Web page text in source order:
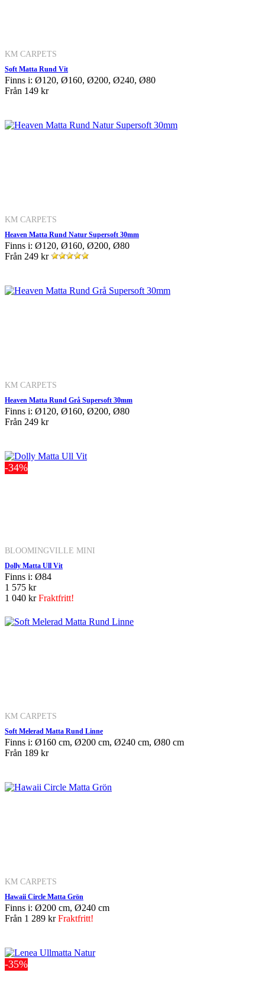
KM CARPETS
Soft Matta Rund Vit
Finns i: Ø120, Ø160, Ø200, Ø240, Ø80
Från 149 kr
KM CARPETS
Heaven Matta Rund Natur Supersoft 30mm
Finns i: Ø120, Ø160, Ø200, Ø80
Från 249 kr
KM CARPETS
Heaven Matta Rund Grå Supersoft 30mm
Finns i: Ø120, Ø160, Ø200, Ø80
Från 249 kr
-34%
BLOOMINGVILLE MINI
Dolly Matta Ull Vit
Finns i: Ø84
1 575 kr
1 040 krFraktfritt!
KM CARPETS
Soft Melerad Matta Rund Linne
Finns i: Ø160 cm, Ø200 cm, Ø240 cm, Ø80 cm
Från 189 kr
KM CARPETS
Hawaii Circle Matta Grön
Finns i: Ø200 cm, Ø240 cm
Från 1 289 krFraktfritt!
-35%